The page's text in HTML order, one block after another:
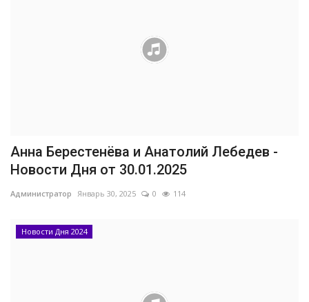
Анна Берестенёва и Анатолий Лебедев -
Новости Дня от 30.01.2025
Администратор Январь 30, 2025 0 114
Новости Дня 2024